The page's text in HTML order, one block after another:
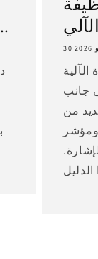
مقابل
جانب
من